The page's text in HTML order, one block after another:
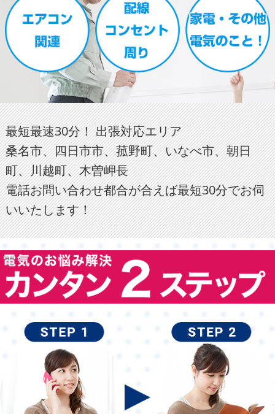
最短最速30分！ 出張対応エリア
桑名市、四日市市、菰野町、いなべ市、朝日
町、川越町、木曽岬長
電話お問い合わせ都合が合えば最短30分でお伺
いいたします！